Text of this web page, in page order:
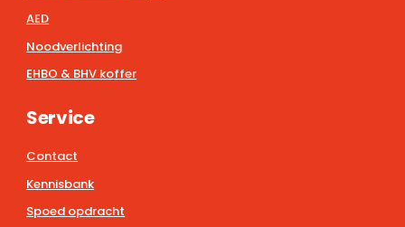
AED
Noodverlichting
EHBO & BHV koffer
Service
Contact
Kennisbank
Spoed opdracht